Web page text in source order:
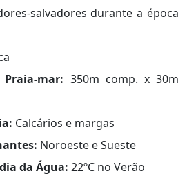
salvadores durante a época
mar: 350m comp. x 30m
Calcários e margas
Noroeste e Sueste
da Água: 22ºC no Verão